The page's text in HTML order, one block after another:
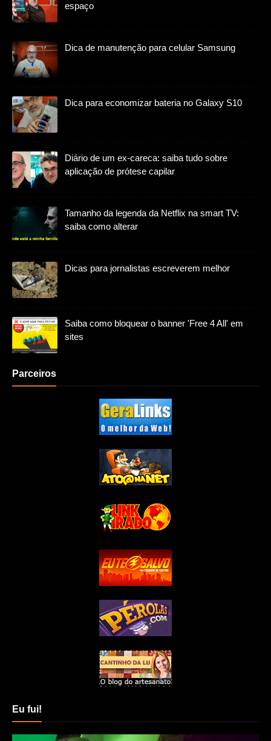
espaço
Dica de manutenção para celular Samsung
Dica para economizar bateria no Galaxy S10
Diário de um ex-careca: saiba tudo sobre
aplicação de prótese capilar
Tamanho da legenda da Netflix na smart TV:
saiba como alterar
Dicas para jornalistas escreverem melhor
Saiba como bloquear o banner 'Free 4 All' em
sites
Parceiros
Eu fui!